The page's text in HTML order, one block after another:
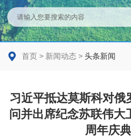
首页 > 新闻动态 > 头条新闻
习近平抵达莫斯科对俄
问并出席纪念苏联伟大
周年庆典